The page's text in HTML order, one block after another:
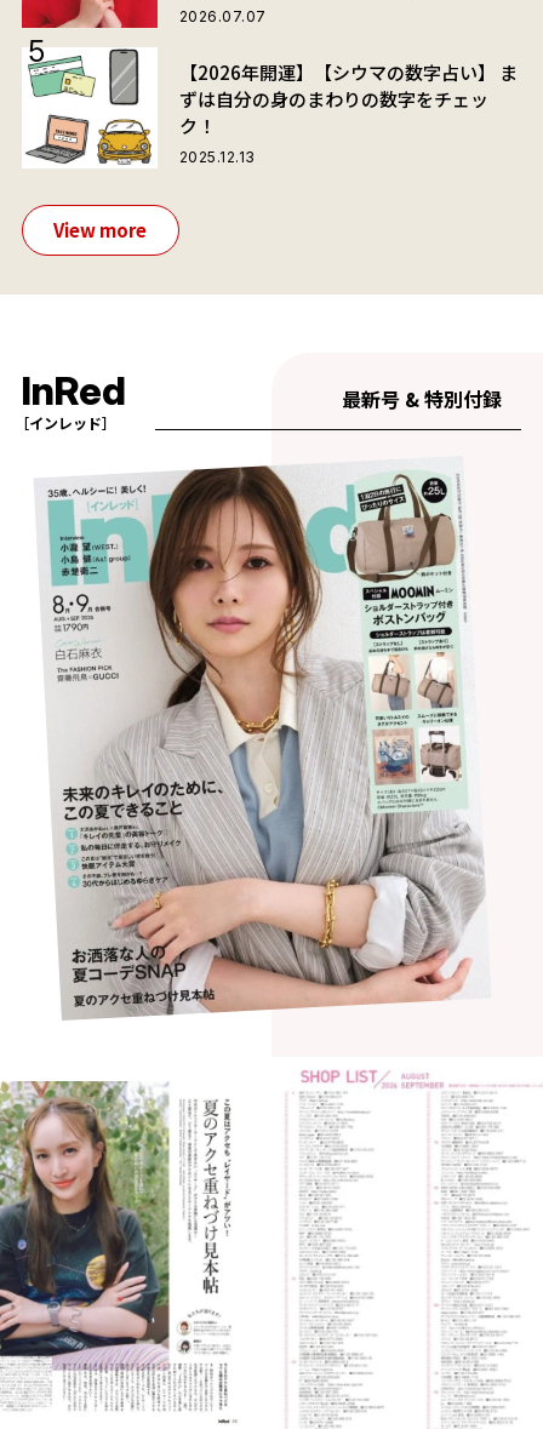
2026.07.07
【2026年開運】【シウマの数字占い】 ま
ずは自分の身のまわりの数字をチェッ
ク！
2025.12.13
View more
InRed
［インレッド］
最新号 & 特別付録